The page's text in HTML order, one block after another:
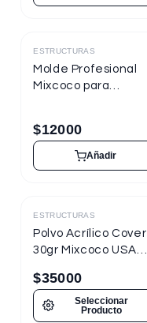
ESTRUCTURAS
Molde Profesional
Mixcoco para
x50unds
$12000
Añadir
Destacado
ESTRUCTURAS
Polvo Acrílico Cover
30gr Mixcoco USA
$35000
Seleccionar
Producto